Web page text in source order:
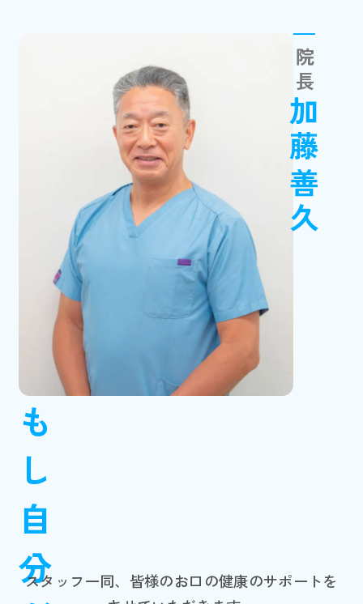
院長
加藤善久
も
し
自
分
スタッフ一同、皆様のお口の健康のサポートを